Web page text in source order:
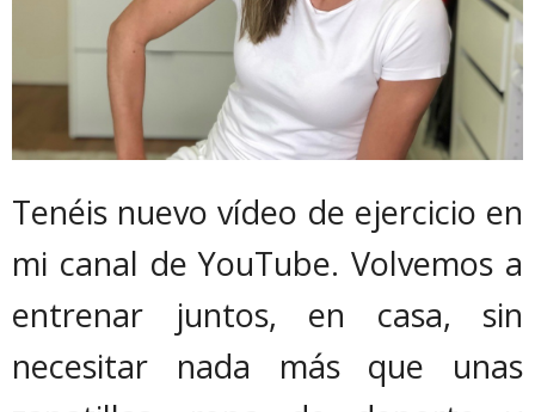
Tenéis nuevo vídeo de ejercicio en
mi canal de YouTube. Volvemos a
entrenar juntos, en casa, sin
necesitar nada más que unas